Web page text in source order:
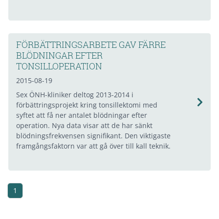
FÖRBÄTTRINGSARBETE GAV FÄRRE
BLÖDNINGAR EFTER
TONSILLOPERATION
2015-08-19
Sex ÖNH-kliniker deltog 2013-2014 i
förbättringsprojekt kring tonsillektomi med
syftet att få ner antalet blödningar efter
operation. Nya data visar att de har sänkt
blödningsfrekvensen signifikant. Den viktigaste
framgångsfaktorn var att gå över till kall teknik.
1